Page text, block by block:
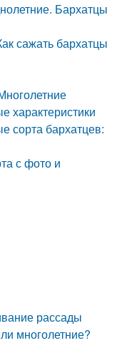
Бархатцы
сажать бархатцы
характеристики
сорта бархатцев:
с фото и
рассады
многолетние?